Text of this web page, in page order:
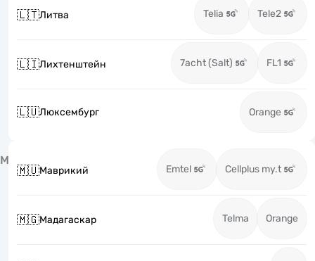
🇱🇹Литва Telia Tele2
🇱🇮Лихтенштейн 7acht (Salt) FL1
🇱🇺Люксембург Orange
М
🇲🇺Маврикий Emtel Cellplus my.t
🇲🇬Мадагаскар Telma Orange